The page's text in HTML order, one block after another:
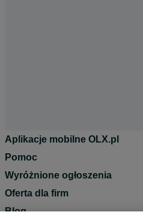
Aplikacje mobilne OLX.pl
Pomoc
Wyróżnione ogłoszenia
Oferta dla firm
Blog